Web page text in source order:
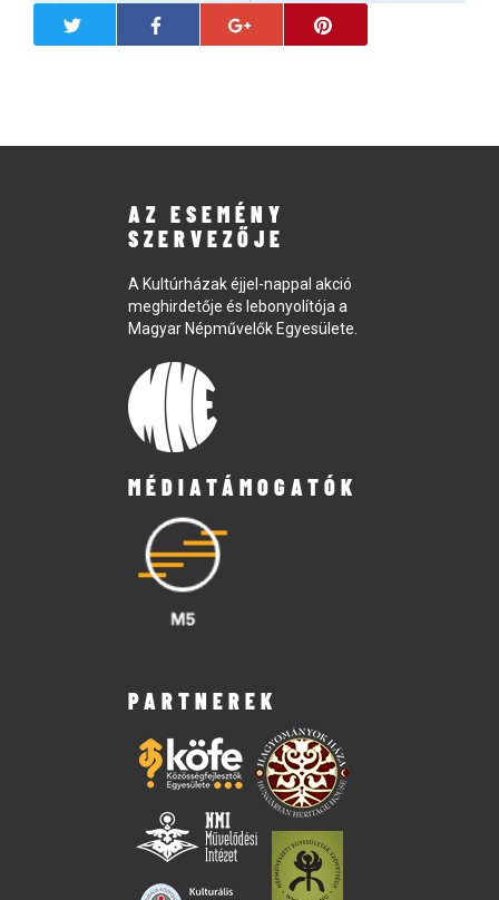
AZ ESEMÉNY
SZERVEZŐJE
A Kultúrházak éjjel-nappal akció
meghirdetője és lebonyolítója a
Magyar Népművelők Egyesülete.
MÉDIATÁMOGATÓK
PARTNEREK